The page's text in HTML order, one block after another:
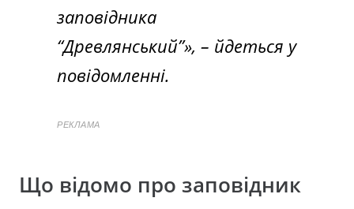
заповідника
“Древлянський”», – йдеться у
повідомленні.
РЕКЛАМА
Що відомо про заповідник